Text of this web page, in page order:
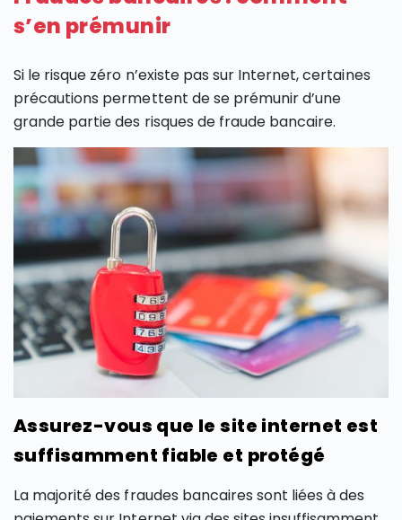
s’en prémunir
Si le risque zéro n’existe pas sur Internet, certaines
précautions permettent de se prémunir d’une
grande partie des risques de fraude bancaire.
Assurez-vous que le site internet est
suffisamment fiable et protégé
La majorité des fraudes bancaires sont liées à des